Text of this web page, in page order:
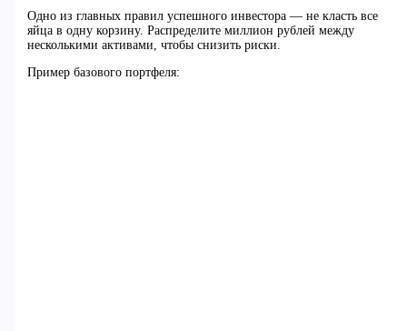
Одно из главных правил успешного инвестора — не класть все
яйца в одну корзину. Распределите миллион рублей между
несколькими активами, чтобы снизить риски.
Пример базового портфеля: